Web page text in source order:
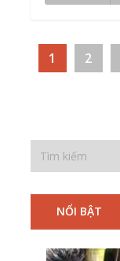
1 2
NỔI BẬT